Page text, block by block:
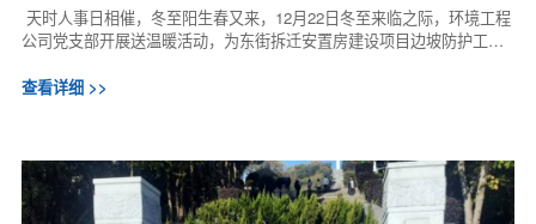
天时人事日相催，冬至阳生春又来，12月22日冬至来临之际，环境工程
公司党支部开展送温暖活动，为东街拆迁安置房建设项目边坡防护工程
查看详细 >>